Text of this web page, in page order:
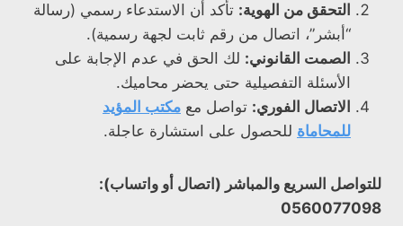
التحقق من الهوية: تأكد أن الاستدعاء رسمي (رسالة
“أبشر”، اتصال من رقم ثابت لجهة رسمية).
الصمت القانوني: لك الحق في عدم الإجابة على
الأسئلة التفصيلية حتى يحضر محاميك.
الاتصال الفوري: تواصل مع مكتب المؤيد
للمحاماة للحصول على استشارة عاجلة.
للتواصل السريع والمباشر (اتصال أو واتساب):
0560077098